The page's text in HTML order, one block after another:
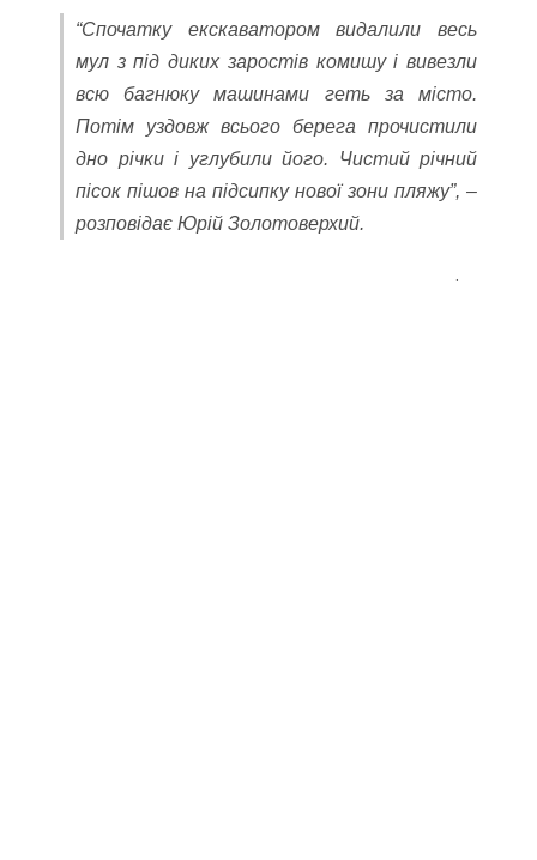
“Спочатку екскаватором видалили весь
мул з під диких заростів комишу і вивезли
всю багнюку машинами геть за місто.
Потім уздовж всього берега прочистили
дно річки і углубили його. Чистий річний
пісок пішов на підсипку нової зони пляжу”, –
розповідає Юрій Золотоверхий.
.